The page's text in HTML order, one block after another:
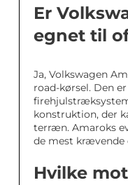
Er
egnet til
Ja, Volkswagen
road-kørsel. Den
konstruktion, der
terræn. Amaroks
de mest krævende
Hvilke